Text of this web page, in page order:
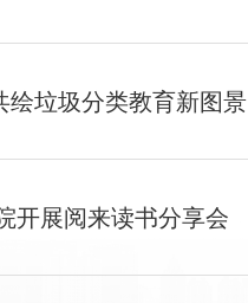
绘垃圾分类教育新图景
开展阅来读书分享会